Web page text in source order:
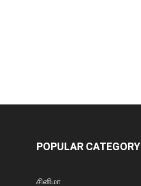
POPULAR CATEGORY
சினிமா